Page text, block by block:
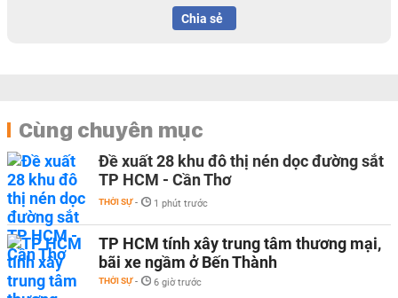
Chia sẻ
Cùng chuyên mục
Đề xuất 28 khu đô thị nén dọc đường sắt
TP HCM - Cần Thơ
THỜI SỰ - 1 phút trước
TP HCM tính xây trung tâm thương mại,
bãi xe ngầm ở Bến Thành
THỜI SỰ - 6 giờ trước